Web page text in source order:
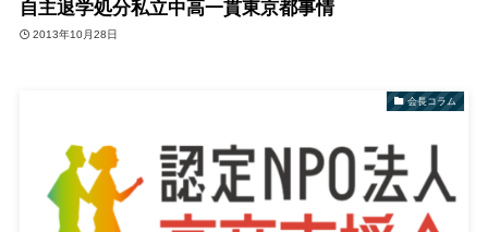
自主退学処分私立中高一貫東京都事情
2013年10月28日
会長コラム